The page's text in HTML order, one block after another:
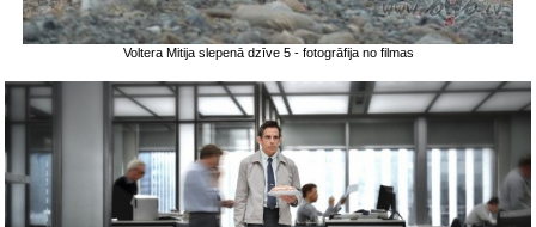
Voltera Mitija slepenā dzīve 5 - fotogrāfija no filmas